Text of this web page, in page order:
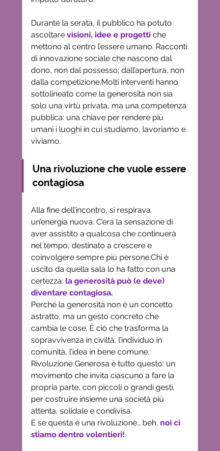
Durante la serata, il pubblico ha potuto
ascoltare visioni, idee e progetti che
mettono al centro l’essere umano. Racconti
di innovazione sociale che nascono dal
dono, non dal possesso; dall’apertura, non
dalla competizione.Molti interventi hanno
sottolineato come la generosità non sia
solo una virtù privata, ma una competenza
pubblica: una chiave per rendere più
umani i luoghi in cui studiamo, lavoriamo e
viviamo.
Una rivoluzione che vuole essere
contagiosa
Alla fine dell’incontro, si respirava
un’energia nuova. C’era la sensazione di
aver assistito a qualcosa che continuerà
nel tempo, destinato a crescere e
coinvolgere sempre più persone.Chi è
uscito da quella sala lo ha fatto con una
certezza: la generosità può (e deve)
diventare contagiosa.
Perché la generosità non è un concetto
astratto, ma un gesto concreto che
cambia le cose. È ciò che trasforma la
sopravvivenza in civiltà, l’individuo in
comunità, l’idea in bene comune.
Rivoluzione Generosa è tutto questo: un
movimento che invita ciascuno a fare la
propria parte, con piccoli o grandi gesti,
per costruire insieme una società più
attenta, solidale e condivisa.
E se questa è una rivoluzione… beh, noi ci
stiamo dentro volentieri!